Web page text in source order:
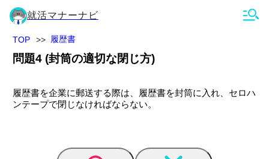
就活マナーナビ
TOP 履歴書
問題4 (封筒の適切な閉じ方)
履歴書を企業に郵送する際は、履歴書を封筒に入れ、セロハ
ンテープで閉じなければならない。